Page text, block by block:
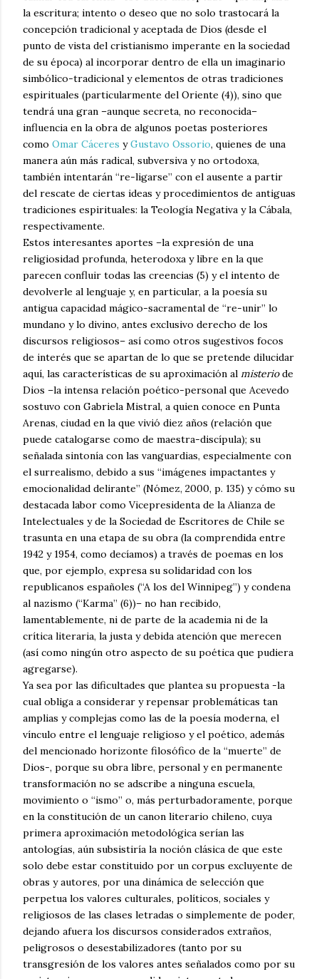
la escritura; intento o deseo que no solo trastocará la
concepción tradicional y aceptada de Dios (desde el
punto de vista del cristianismo imperante en la sociedad
de su época) al incorporar dentro de ella un imaginario
simbólico-tradicional y elementos de otras tradiciones
espirituales (particularmente del Oriente (4)), sino que
tendrá una gran –aunque secreta, no reconocida–
influencia en la obra de algunos poetas posteriores
como Omar Cáceres yGustavo Ossorio, quienes de una
manera aún más radical, subversiva y no ortodoxa,
también intentarán “re-ligarse” con el ausente a partir
del rescate de ciertas ideas y procedimientos de antiguas
tradiciones espirituales: la Teología Negativa y la Cábala,
respectivamente.
Estos interesantes aportes –la expresión de una
religiosidad profunda, heterodoxa y libre en la que
parecen confluir todas las creencias (5) y el intento de
devolverle al lenguaje y, en particular, a la poesía su
antigua capacidad mágico-sacramental de “re-unir” lo
mundano y lo divino, antes exclusivo derecho de los
discursos religiosos– así como otros sugestivos focos
de interés que se apartan de lo que se pretende dilucidar
aquí, las características de su aproximación al misteriode
Dios –la intensa relación poético-personal que Acevedo
sostuvo con Gabriela Mistral, a quien conoce en Punta
Arenas, ciudad en la que vivió diez años (relación que
puede catalogarse como de maestra-discípula); su
señalada sintonía con las vanguardias, especialmente con
el surrealismo, debido a sus “imágenes impactantes y
emocionalidad delirante” (Nómez, 2000, p. 135) y cómo su
destacada labor como Vicepresidenta de la Alianza de
Intelectuales y de la Sociedad de Escritores de Chile se
trasunta en una etapa de su obra (la comprendida entre
1942 y 1954, como decíamos) a través de poemas en los
que, por ejemplo, expresa su solidaridad con los
republicanos españoles (“A los del Winnipeg”) y condena
al nazismo (“Karma” (6))– no han recibido,
lamentablemente, ni de parte de la academia ni de la
crítica literaria, la justa y debida atención que merecen
(así como ningún otro aspecto de su poética que pudiera
agregarse).
Ya sea por las dificultades que plantea su propuesta -la
cual obliga a considerar y repensar problemáticas tan
amplias y complejas como las de la poesía moderna, el
vínculo entre el lenguaje religioso y el poético, además
del mencionado horizonte filosófico de la “muerte” de
Dios-, porque su obra libre, personal y en permanente
transformación no se adscribe a ninguna escuela,
movimiento o “ismo” o, más perturbadoramente, porque
en la constitución de un canon literario chileno, cuya
primera aproximación metodológica serían las
antologías, aún subsistiría la noción clásica de que este
solo debe estar constituido por un corpus excluyente de
obras y autores, por una dinámica de selección que
perpetua los valores culturales, políticos, sociales y
religiosos de las clases letradas o simplemente de poder,
dejando afuera los discursos considerados extraños,
peligrosos o desestabilizadores (tanto por su
transgresión de los valores antes señalados como por su